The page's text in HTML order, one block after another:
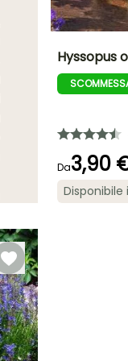
Altezza a
Periodo di
Hyssopus
Da3,90
Disponibile